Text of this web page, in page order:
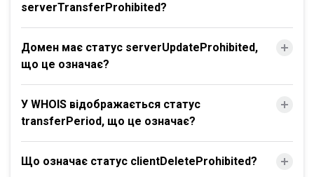
serverTransferProhibited?
Домен має статус serverUpdateProhibited,
що це означає?
У WHOIS відображається статус
transferPeriod, що це означає?
Що означає статус clientDeleteProhibited?